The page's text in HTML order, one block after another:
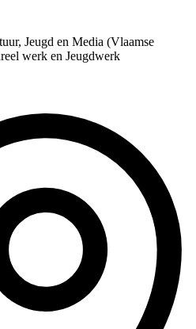
Jeugd en Media (Vlaamse
werk en Jeugdwerk